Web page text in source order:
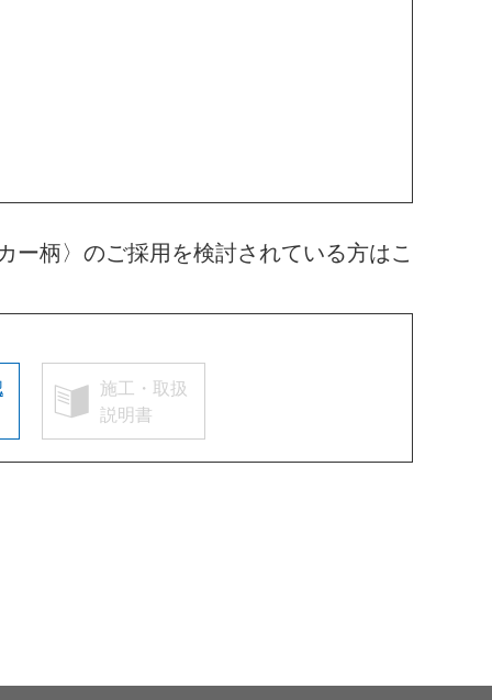
〉のご採用を検討されている方はこ
施工・取扱
説明書